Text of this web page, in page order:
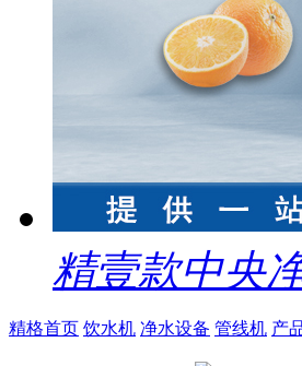
精壹款中央
精格首页 饮水机 净水设备 管线机 产